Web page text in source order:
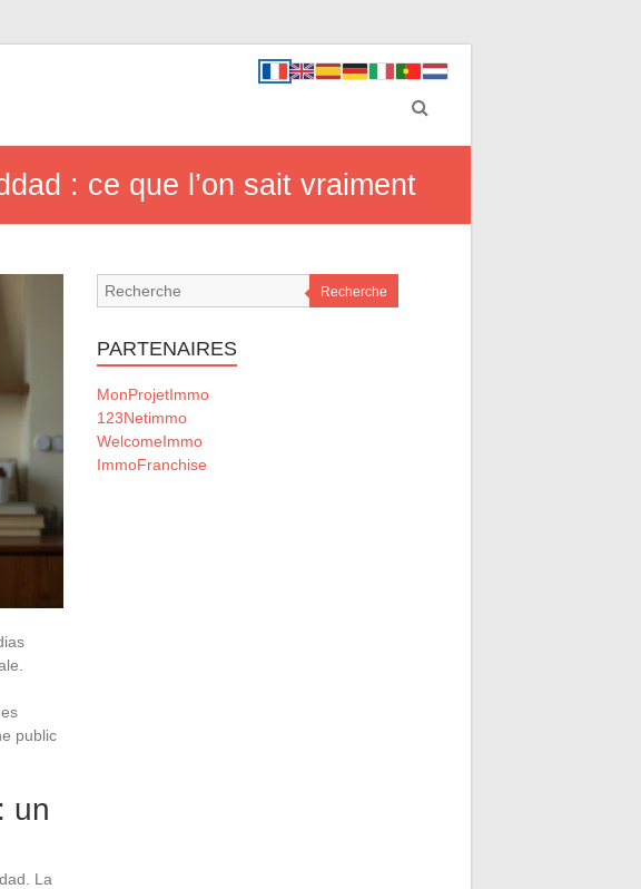
: ce que l’on sait vraiment
public
un
La
Recherche
PARTENAIRES
MonProjetImmo
123Netimmo
WelcomeImmo
ImmoFranchise